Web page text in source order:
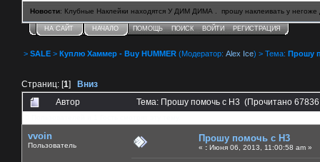
Новости: Клубные Наклейки находятся У ДИМ ДИМА . прошу наклеивать у негоже
НА САЙТ НАЧАЛО ПОМОЩЬ ПОИСК ВОЙТИ РЕГИСТРАЦИЯ
> SALE > Куплю Хаммер - Buy HUMMER (Модератор: Alex Ice) > Тема: Прошу
Страниц: [1] Вниз
Автор
Тема: Прошу помочь с Н3 (Прочитано 67836
vvoin
Пользователь
Прошу помочь с Н3
« : Июня 06, 2013, 11:00:58 am »